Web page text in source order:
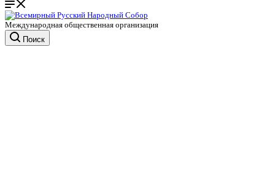
Международная общественная организация
Поиск